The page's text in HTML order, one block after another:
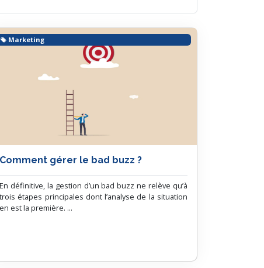
Comment gérer le bad buzz ?
En définitive, la gestion d’un bad buzz ne relève qu’à
trois étapes principales dont l’analyse de la situation
en est la première. ...
Marketing